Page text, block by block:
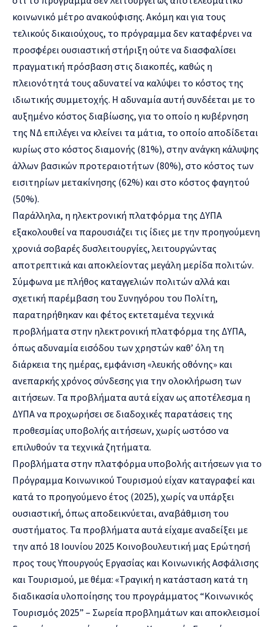
κοινωνικό μέτρο ανακούφισης. Ακόμη και για τους
τελικούς δικαιούχους, το πρόγραμμα δεν καταφέρνει να
προσφέρει ουσιαστική στήριξη ούτε να διασφαλίσει
πραγματική πρόσβαση στις διακοπές, καθώς η
πλειονότητά τους αδυνατεί να καλύψει το κόστος της
ιδιωτικής συμμετοχής. Η αδυναμία αυτή συνδέεται με το
αυξημένο κόστος διαβίωσης, για το οποίο η κυβέρνηση
της ΝΔ επιλέγει να κλείνει τα μάτια, το οποίο αποδίδεται
κυρίως στο κόστος διαμονής (81%), στην ανάγκη κάλυψης
άλλων βασικών προτεραιοτήτων (80%), στο κόστος των
εισιτηρίων μετακίνησης (62%) και στο κόστος φαγητού
(50%).
Παράλληλα, η ηλεκτρονική πλατφόρμα της ΔΥΠΑ
εξακολουθεί να παρουσιάζει τις ίδιες με την προηγούμενη
χρονιά σοβαρές δυσλειτουργίες, λειτουργώντας
αποτρεπτικά και αποκλείοντας μεγάλη μερίδα πολιτών.
Σύμφωνα με πλήθος καταγγελιών πολιτών αλλά και
σχετική παρέμβαση του Συνηγόρου του Πολίτη,
παρατηρήθηκαν και φέτος εκτεταμένα τεχνικά
προβλήματα στην ηλεκτρονική πλατφόρμα της ΔΥΠΑ,
όπως αδυναμία εισόδου των χρηστών καθ’ όλη τη
διάρκεια της ημέρας, εμφάνιση «λευκής οθόνης» και
ανεπαρκής χρόνος σύνδεσης για την ολοκλήρωση των
αιτήσεων. Τα προβλήματα αυτά είχαν ως αποτέλεσμα η
ΔΥΠΑ να προχωρήσει σε διαδοχικές παρατάσεις της
προθεσμίας υποβολής αιτήσεων, χωρίς ωστόσο να
επιλυθούν τα τεχνικά ζητήματα.
Προβλήματα στην πλατφόρμα υποβολής αιτήσεων για το
Πρόγραμμα Κοινωνικού Τουρισμού είχαν καταγραφεί και
κατά το προηγούμενο έτος (2025), χωρίς να υπάρξει
ουσιαστική, όπως αποδεικνύεται, αναβάθμιση του
συστήματος. Τα προβλήματα αυτά είχαμε αναδείξει με
την από 18 Ιουνίου 2025 Κοινοβουλευτική μας Ερώτησή
προς τους Υπουργούς Εργασίας και Κοινωνικής Ασφάλισης
και Τουρισμού, με θέμα: «Τραγική η κατάσταση κατά τη
διαδικασία υλοποίησης του προγράμματος “Κοινωνικός
Τουρισμός 2025” – Σωρεία προβλημάτων και αποκλεισμοί